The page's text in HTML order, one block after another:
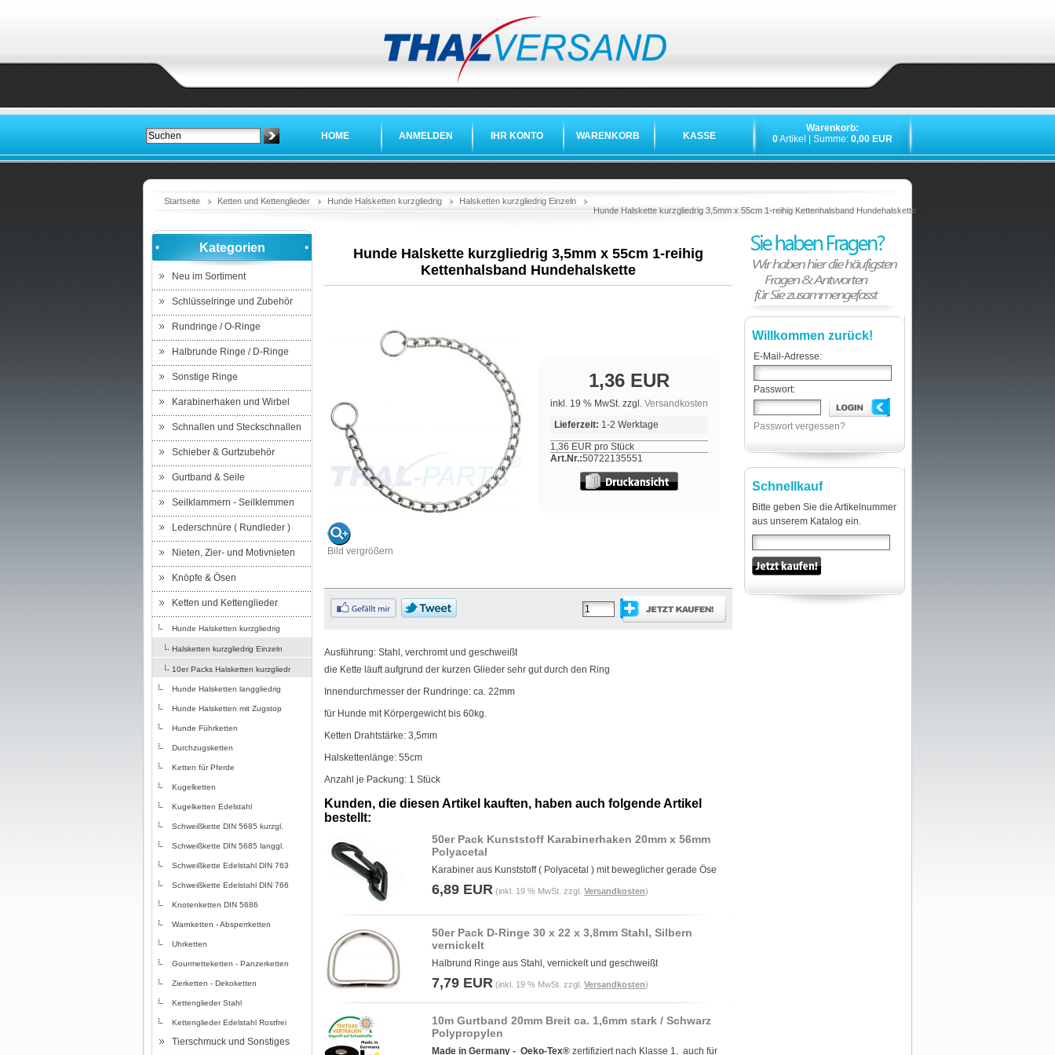
HOME ANMELDEN IHR KONTO WARENKORB KASSE
Warenkorb:
0Artikel | Summe: 0,00 EUR
Startseite Ketten und Kettenglieder Hunde Halsketten kurzgliedrig Halsketten kurzgliedrig Einzeln
Hunde Halskette kurzgliedrig 3,5mm x 55cm 1-reihig Kettenhalsband Hundehalskette
Kategorien
Neu im Sortiment
Schlüsselringe und Zubehör
Rundringe / O-Ringe
Halbrunde Ringe / D-Ringe
Sonstige Ringe
Karabinerhaken und Wirbel
Schnallen und Steckschnallen
Schieber & Gurtzubehör
Gurtband & Seile
Seilklammern - Seilklemmen
Lederschnüre ( Rundleder )
Nieten, Zier- und Motivnieten
Knöpfe & Ösen
Ketten und Kettenglieder
Hunde Halsketten kurzgliedrig
Halsketten kurzgliedrig Einzeln
10er Packs Halsketten kurzgliedr
Hunde Halsketten langgliedrig
Hunde Halsketten mit Zugstop
Hunde Führketten
Durchzugsketten
Ketten für Pferde
Kugelketten
Kugelketten Edelstahl
Schweißkette DIN 5685 kurzgl.
Schweißkette DIN 5685 langgl.
Schweißkette Edelstahl DIN 763
Schweißkette Edelstahl DIN 766
Knotenketten DIN 5686
Warnketten - Absperrketten
Uhrketten
Gourmetteketten - Panzerketten
Zierketten - Dekoketten
Kettenglieder Stahl
Kettenglieder Edelstahl Rostfrei
Tierschmuck und Sonstiges
Hunde Halskette kurzgliedrig 3,5mm x 55cm 1-reihig
Kettenhalsband Hundehalskette
Bild vergrößern
1,36 EUR
inkl. 19 % MwSt. zzgl. Versandkosten
Lieferzeit: 1-2 Werktage
1,36 EUR pro Stück
Art.Nr.:50722135551
Ausführung: Stahl, verchromt und geschweißt
die Kette läuft aufgrund der kurzen Glieder sehr gut durch den Ring
Innendurchmesser der Rundringe: ca. 22mm
für Hunde mit Körpergewicht bis 60kg.
Ketten Drahtstärke: 3,5mm
Halskettenlänge: 55cm
Anzahl je Packung: 1 Stück
Kunden, die diesen Artikel kauften, haben auch folgende Artikel
bestellt:
50er Pack Kunststoff Karabinerhaken 20mm x 56mm
Polyacetal
Karabiner aus Kunststoff ( Polyacetal ) mit beweglicher gerade Öse
6,89 EUR (inkl. 19 % MwSt. zzgl. Versandkosten)
50er Pack D-Ringe 30 x 22 x 3,8mm Stahl, Silbern
vernickelt
Halbrund Ringe aus Stahl, vernickelt und geschweißt
7,79 EUR (inkl. 19 % MwSt. zzgl. Versandkosten)
10m Gurtband 20mm Breit ca. 1,6mm stark / Schwarz
Polypropylen
Made in Germany - Oeko-Tex® zertifiziert nach Klasse 1, auch für
Willkommen zurück!
E-Mail-Adresse:
Passwort:
Passwort vergessen?
Schnellkauf
Bitte geben Sie die Artikelnummer
aus unserem Katalog ein.